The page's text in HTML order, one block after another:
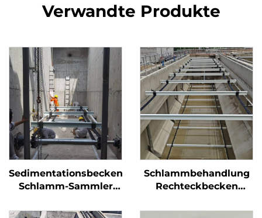
Verwandte Produkte
Sedimentationsbecken
Schlamm-Sammler
Maschine
Schlammbehandlung
Rechteckbecken
Kettenreiniger